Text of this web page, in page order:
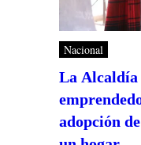
Nacional
La Alcaldía
adopción